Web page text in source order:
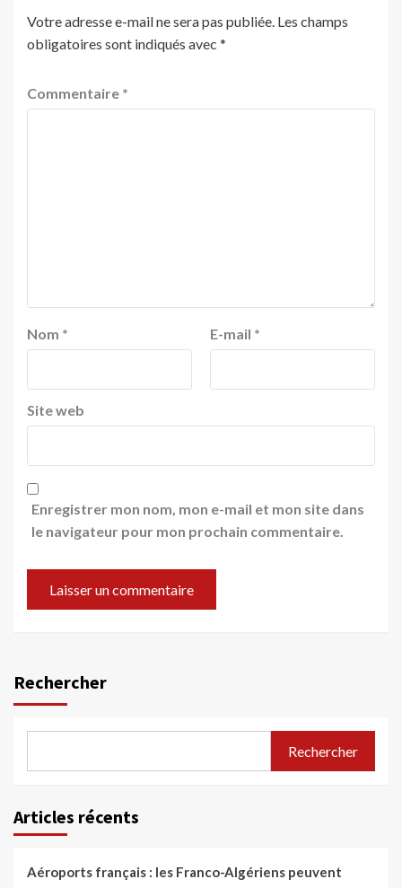
Votre adresse e-mail ne sera pas publiée. Les champs
obligatoires sont indiqués avec *
Commentaire *
Nom * E-mail *
Site web
Enregistrer mon nom, mon e-mail et mon site dans
le navigateur pour mon prochain commentaire.
Rechercher
Rechercher
Articles récents
Aéroports français : les Franco-Algériens peuvent